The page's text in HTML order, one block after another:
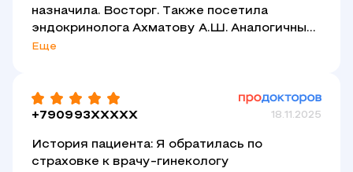
назначила. Восторг. Также посетила
эндокринолога Ахматову А.Ш. Аналогичные
ощущения. Классный молодой доктор. К
Еще
+790993XXXXX 18.11.2025
История пациента: Я обратилась по
страховке к врачу-гинекологу